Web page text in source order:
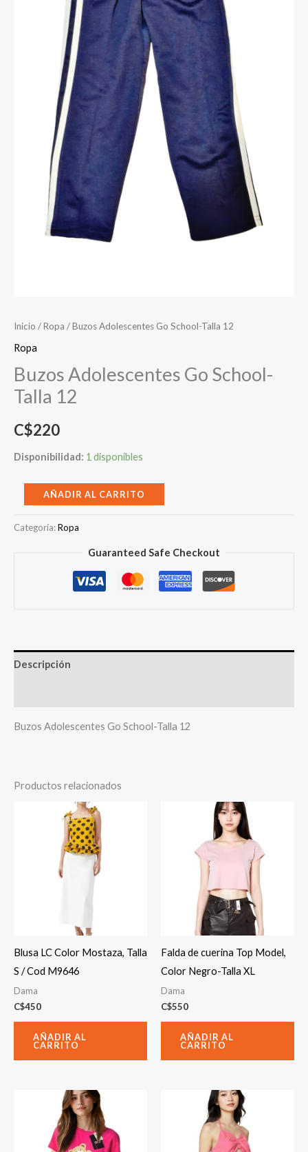
Inicio /Ropa / Buzos Adolescentes Go School-Talla 12
Ropa
Buzos Adolescentes Go School-
Talla 12
C$220
Disponibilidad: 1 disponibles
Go
AÑADIR AL CARRITO
Categoría:Ropa
Guaranteed Safe Checkout
Descripción
Buzos Adolescentes Go School-Talla 12
Productos relacionados
Blusa LC Color Mostaza, Talla
S / Cod M9646
Dama
C$450
AÑADIR AL
CARRITO
Falda de cuerina Top Model,
Color Negro-Talla XL
Dama
C$550
AÑADIR AL
CARRITO